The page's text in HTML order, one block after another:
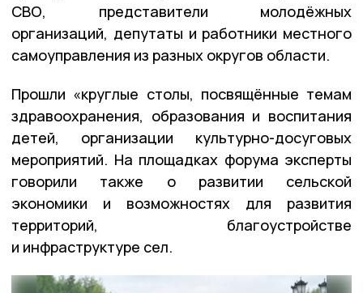
СВО, представители молодёжных
организаций, депутаты и работники местного
самоуправления из разных округов области.
Прошли «круглые столы, посвящённые темам
здравоохранения, образования и воспитания
детей, организации культурно-досуговых
мероприятий. На площадках форума эксперты
говорили также о развитии сельской
экономики и возможностях для развития
территорий, благоустройстве
и инфраструктуре сел.